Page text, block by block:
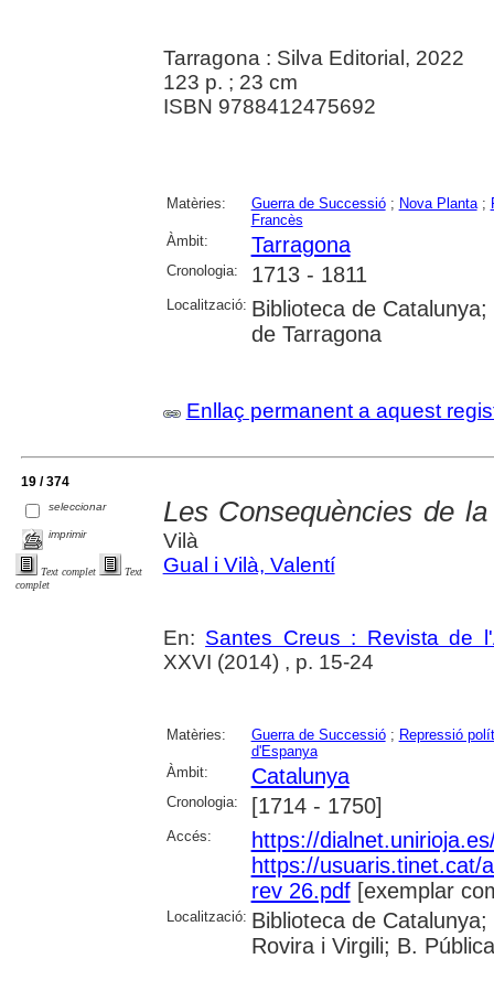
Tarragona : Silva Editorial, 2022
123 p. ; 23 cm
ISBN 9788412475692
Matèries: Guerra de Successió; Nova Planta;
Francès
Àmbit:
Tarragona
Cronologia: 1713 - 1811
Localització: Biblioteca de
de Tarragona
Enllaç permanent a aquest
19 / 374
seleccionar
imprimir
Text complet
Text
complet
Les Consequències de
Vilà
Gual i Vilà, Valentí
En: Santes Creus : Revista de
XXVI (2014) , p. 15-24
Matèries: Guerra de Successió; Repressió
d'Espanya
Àmbit:
Catalunya
Cronologia: [1714 - 1750]
Accés:
https://
https://usuaris.tinet.cat/
rev 26.pdf[exemplar
Localització: Biblioteca de
Rovira i Virgili; B.